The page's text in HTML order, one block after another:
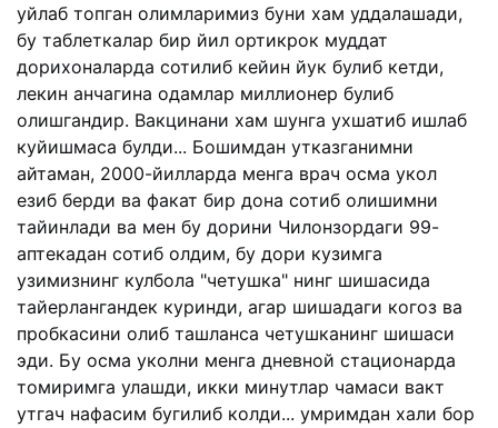
уйлаб топган олимларимиз буни хам уддалашади,
бу таблеткалар бир йил ортикрок муддат
дорихоналарда сотилиб кейин йук булиб кетди,
лекин анчагина одамлар миллионер булиб
олишгандир. Вакцинани хам шунга ухшатиб ишлаб
куйишмаса булди... Бошимдан утказганимни
айтаман, 2000-йилларда менга врач осма укол
езиб берди ва факат бир дона сотиб олишимни
тайинлади ва мен бу дорини Чилонзордаги 99-
аптекадан сотиб олдим, бу дори кузимга
узимизнинг кулбола "четушка" нинг шишасида
тайерлангандек куринди, агар шишадаги когоз ва
пробкасини олиб ташланса четушканинг шишаси
эди. Бу осма уколни менга дневной стационарда
томиримга улашди, икки минутлар чамаси вакт
утгач нафасим бугилиб колди... умримдан хали бор